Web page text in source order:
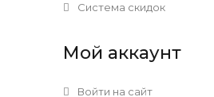
Система скидок
Мой аккаунт
Войти на сайт